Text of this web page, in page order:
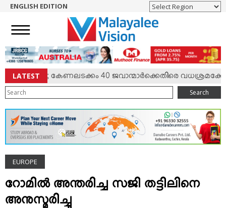
NEWS
ENGLISH
NRI
ENTERTAINMENT
MV SPECIAL
SPORTS
LIFESTYLE
TECH & AUTO
SOCIAL SPHERE
EDITORIAL
ARTS & LITERATURE
ENGLISH EDITION
LATESTകേണലടക്കം 40 ജവാന്മാര്‍ക്കെതിരെ വധശ്രമക്കേസ്
Search
EUROPE
റോമില്‍ അന്തരിച്ച സജി തട്ടിലിനെ
അനുസ്മരിച്ചു